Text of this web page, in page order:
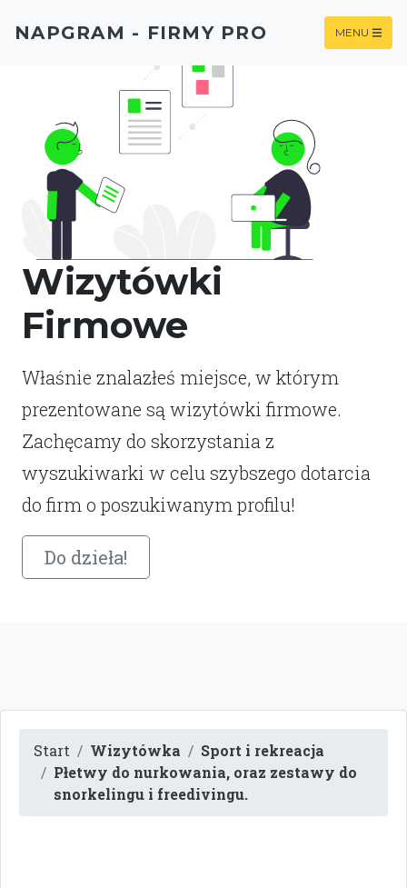
Wizytówki
Firmowe
Właśnie znalazłeś miejsce, w którym
prezentowane są wizytówki firmowe.
Zachęcamy do skorzystania z
wyszukiwarki w celu szybszego dotarcia
do firm o poszukiwanym profilu!
Do dzieła!
NAPGRAM - FIRMY PRO MENU
Start Wizytówka
Sport i rekreacja
Płetwy do nurkowania, oraz zestawy do
snorkelingu i freedivingu.